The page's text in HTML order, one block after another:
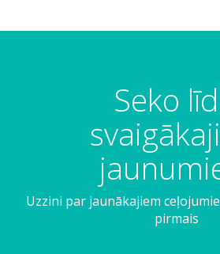
Seko
Uzzini par jaunākajiem
pirmais